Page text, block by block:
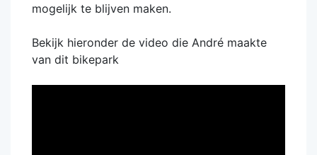
mogelijk te blijven maken.
Bekijk hieronder de video die André maakte
van dit bikepark